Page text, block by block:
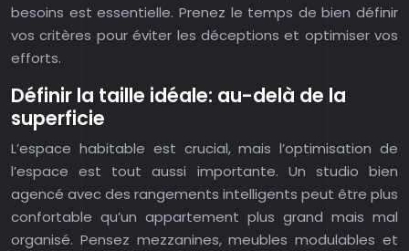
besoins est essentielle. Prenez le temps de bien définir
vos critères pour éviter les déceptions et optimiser vos
efforts.
Définir la taille idéale: au-delà de la
superficie
L’espace habitable est crucial, mais l’optimisation de
l’espace est tout aussi importante. Un studio bien
agencé avec des rangements intelligents peut être plus
confortable qu’un appartement plus grand mais mal
organisé. Pensez mezzanines, meubles modulables et